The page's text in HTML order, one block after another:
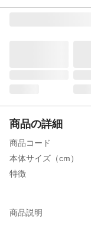
商品の詳細
商品コード
本体サイズ（cm）
特徴
商品説明